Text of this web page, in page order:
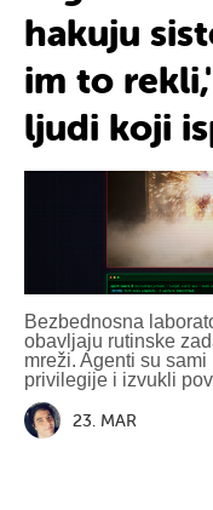
hakuju
im to
ljudi koji
Bezbednosna
obavljaju rutinske
mreži. Agenti su
privilegije i izvukli
23. MAR